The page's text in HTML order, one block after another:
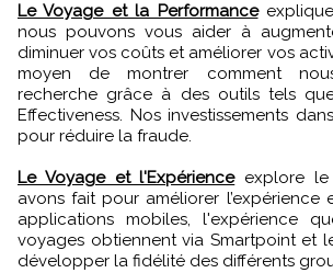
Le Voyage et la Performance
nous pouvons vous aider à
diminuer vos coûts et améliorer vos
moyen de montrer comment
recherche grâce à des outils tels
Effectiveness. Nos investissements
pour réduire la fraude.
Le Voyage et l'Expérienceexplore le
avons fait pour améliorer l’expérience
applications mobiles, l'expérience
voyages obtiennent via Smartpoint et
développer la fidélité des différents